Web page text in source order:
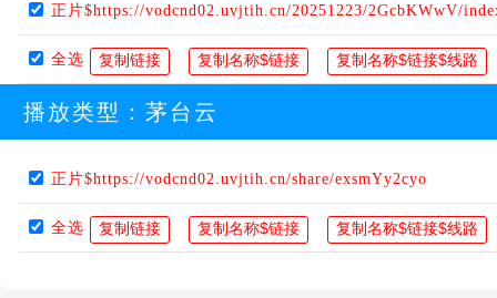
正片$https://vodcnd02.uvjtih.cn/20251223/2GcbKWwV/
全选
播放类型： 茅台云
正片$https://vodcnd02.uvjtih.cn/share/exsmYy2cyo
全选